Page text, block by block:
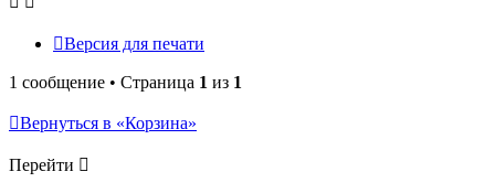
Версия для печати
1 сообщение • Страница 1 из 1
Вернуться в «Корзина»
Перейти